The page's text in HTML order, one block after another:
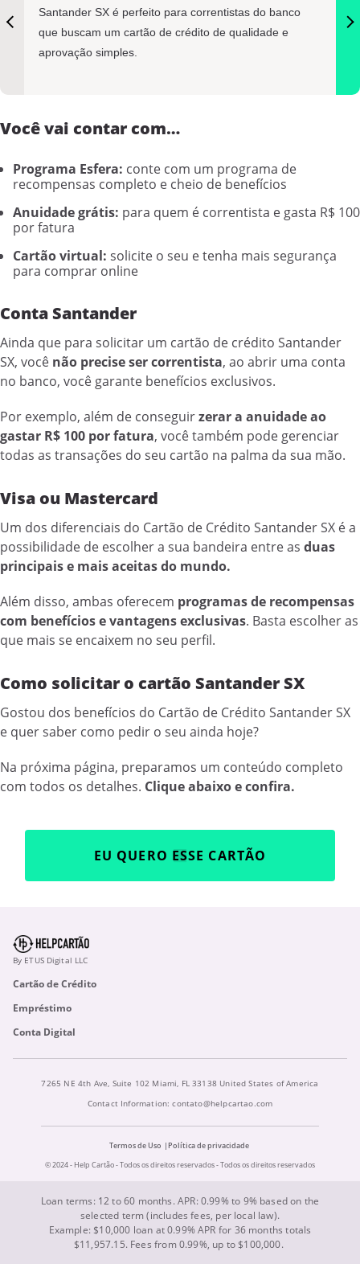
Santander SX é perfeito para correntistas do banco
que buscam um cartão de crédito de qualidade e
aprovação simples.
Você vai contar com…
Programa Esfera: conte com um programa de
recompensas completo e cheio de benefícios
Anuidade grátis: para quem é correntista e gasta R$ 100
por fatura
Cartão virtual: solicite o seu e tenha mais segurança
para comprar online
Conta Santander
Ainda que para solicitar um cartão de crédito Santander
SX, você não precise ser correntista, ao abrir uma conta
no banco, você garante benefícios exclusivos.
Por exemplo, além de conseguirzerar a anuidade ao
gastar R$ 100 por fatura, você também pode gerenciar
todas as transações do seu cartão na palma da sua mão.
Visa ou Mastercard
Um dos diferenciais do Cartão de Crédito Santander SX é a
possibilidade de escolher a sua bandeira entre as duas
principais e mais aceitas do mundo.
Além disso, ambas oferecem programas de recompensas
com benefícios e vantagens exclusivas. Basta escolher as
que mais se encaixem no seu perfil.
Como solicitar o cartão Santander SX
Gostou dos benefícios do Cartão de Crédito Santander SX
e quer saber como pedir o seu ainda hoje?
Na próxima página, preparamos um conteúdo completo
com todos os detalhes. Clique abaixo e confira.
EU QUERO ESSE CARTÃO
By ETUS Digital LLC
Cartão de Crédito
Empréstimo
Conta Digital
7265 NE 4th Ave, Suite 102 Miami, FL 33138 United States of America
Contact Information:contato@helpcartao.com
Termos de Uso
Política de privacidade
© 2024 - Help Cartão - Todos os direitos reservados - Todos os direitos reservados
Loan terms: 12 to 60 months. APR: 0.99% to 9% based on the
selected term (includes fees, per local law).
Example: $10,000 loan at 0.99% APR for 36 months totals
$11,957.15. Fees from 0.99%, up to $100,000.